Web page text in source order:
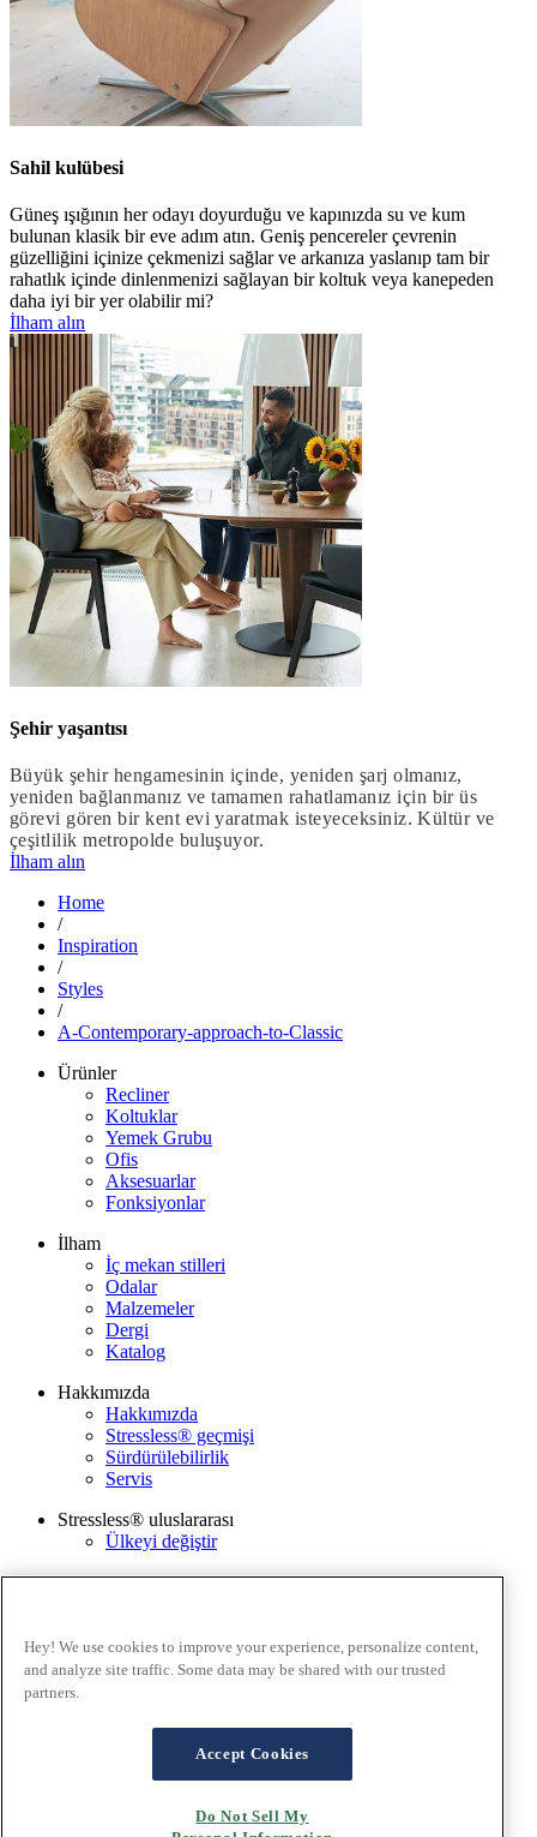
Sahil kulübesi
Güneş ışığının her odayı doyurduğu ve kapınızda su ve kum
bulunan klasik bir eve adım atın. Geniş pencerelerçevrenin
güzelliğini içinize çekmenizi sağlarve arkanıza yaslanıp tam bir
rahatlık içinde dinlenmenizi sağlayan bir koltuk veya kanepeden
daha iyi bir yer olabilir mi?
İlham alın
Şehir yaşantısı
Büyük şehir hengamesinin içinde, yeniden şarj olmanız,
yeniden bağlanmanız ve tamamen rahatlamanız için bir üs
görevi gören bir kent evi yaratmak isteyeceksiniz. Kültür ve
çeşitlilik metropolde buluşuyor.
İlham alın
Home
/
Inspiration
/
Styles
/
A-Contemporary-approach-to-Classic
Ürünler
Recliner
Koltuklar
Yemek Grubu
Ofis
Aksesuarlar
Fonksiyonlar
İlham
İç mekan stilleri
Odalar
Malzemeler
Dergi
Katalog
Hakkımızda
Hakkımızda
Stressless® geçmişi
Sürdürülebilirlik
Servis
Stressless® uluslararası
Ülkeyi değiştir
Kurumsal
Hizmetler
Bakım ve Temizlik
Hükümler ve Koşullar
Hey! We use cookies to improve your experience, personalize content,
and analyze site traffic. Some data may be shared with our trusted
partners.
Accept Cookies
Do Not Sell My